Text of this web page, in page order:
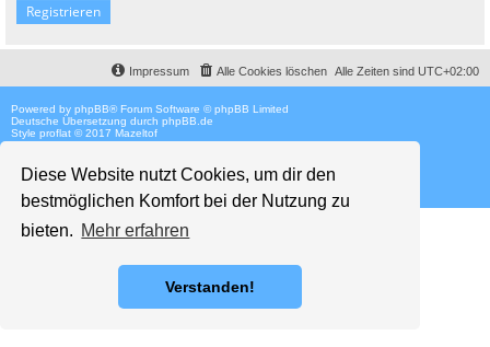
Diese Website nutzt Cookies, um dir den
bestmöglichen Komfort bei der Nutzung zu
bieten. Mehr erfahren
Verstanden!
Registrieren
Alle Zeiten sind UTC+02:00
Alle Cookies löschen
Impressum
Powered by phpBB® Forum Software © phpBB Limited
Deutsche Übersetzung durch phpBB.de
Style proflat © 2017 Mazeltof